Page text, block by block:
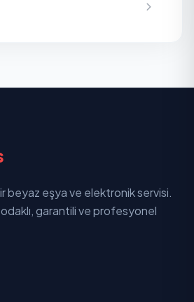
beyaz eşya ve elektronik servisi.
garantili ve profesyonel